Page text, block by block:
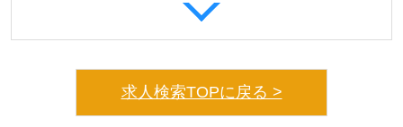
求人検索TOPに戻る >